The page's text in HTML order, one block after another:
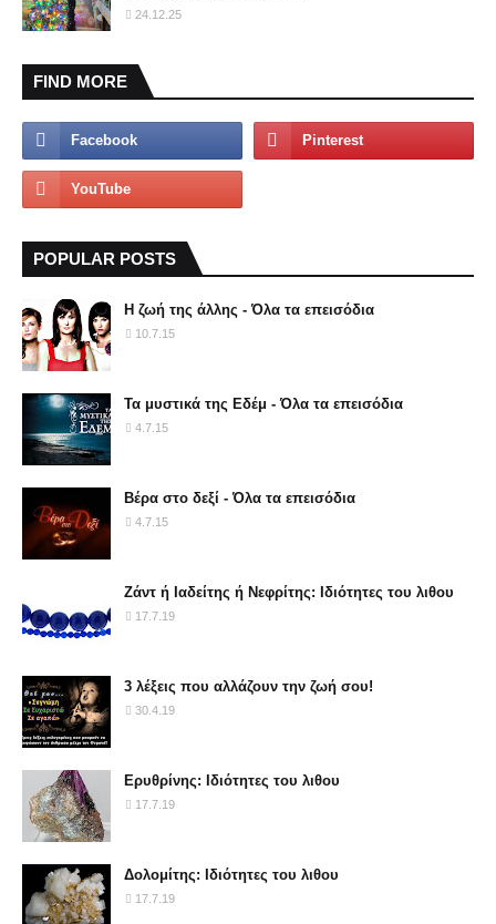
24.12.25
FIND MORE
POPULAR POSTS
Η ζωή της άλλης - Όλα τα επεισόδια
10.7.15
Τα μυστικά της Εδέμ - Όλα τα επεισόδια
4.7.15
Βέρα στο δεξί - Όλα τα επεισόδια
4.7.15
Ζάντ ή Ιαδείτης ή Νεφρίτης: Ιδιότητες του λιθου
17.7.19
3 λέξεις που αλλάζουν την ζωή σου!
30.4.19
Ερυθρίνης: Ιδιότητες του λιθου
17.7.19
Δολομίτης: Ιδιότητες του λιθου
17.7.19